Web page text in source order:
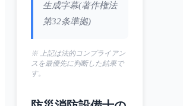
生成字幕(著作権法
第32条準拠)
※ 上記は法的コンプライアン
スを最優先に判断した結果で
す。